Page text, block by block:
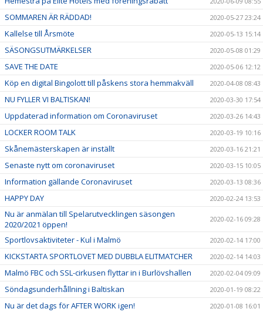
SOMMAREN ÄR RÄDDAD! 2020-05-27 23:24
Kallelse till Årsmöte 2020-05-13 15:14
SÄSONGSUTMÄRKELSER 2020-05-08 01:29
SAVE THE DATE 2020-05-06 12:12
Köp en digital Bingolott till påskens stora hemmakväll 2020-04-08 08:43
NU FYLLER VI BALTISKAN! 2020-03-30 17:54
Uppdaterad information om Coronaviruset 2020-03-26 14:43
LOCKER ROOM TALK 2020-03-19 10:16
Skånemästerskapen är inställt 2020-03-16 21:21
Senaste nytt om coronaviruset 2020-03-15 10:05
Information gällande Coronaviruset 2020-03-13 08:36
HAPPY DAY 2020-02-24 13:53
Nu är anmälan till Spelarutvecklingen säsongen
2020/2021 öppen!
2020-02-16 09:28
Sportlovsaktiviteter - Kul i Malmö 2020-02-14 17:00
KICKSTARTA SPORTLOVET MED DUBBLA ELITMATCHER 2020-02-14 14:03
Malmö FBC och SSL-cirkusen flyttar in i Burlövshallen 2020-02-04 09:09
Söndagsunderhållning i Baltiskan 2020-01-19 08:22
Nu är det dags för AFTER WORK igen! 2020-01-08 16:01